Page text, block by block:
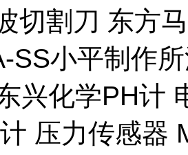
切割刀 东方
SS小平制作
兴化学PH计
压力传感器